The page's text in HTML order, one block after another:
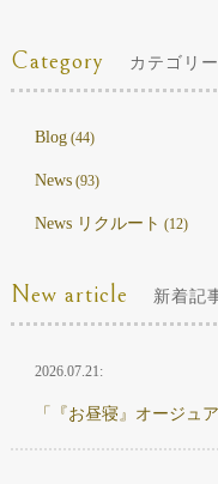
Category カテゴリー
Blog(44)
News(93)
News リクルート (12)
New article 新着記
2026.07.21:
「『お昼寝』オージュ